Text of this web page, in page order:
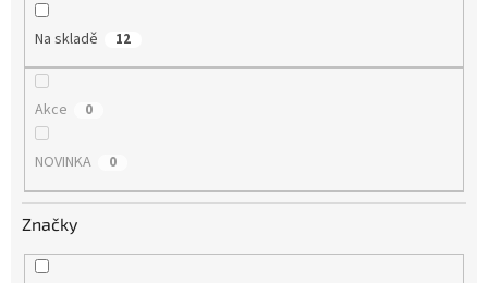
Na skladě 12
Akce 0
NOVINKA 0
Značky